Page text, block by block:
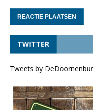
TWITTER
Tweets by